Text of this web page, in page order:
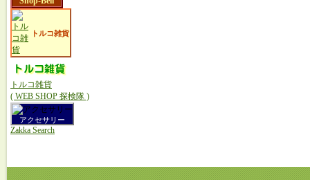
トルコ雑貨
トルコ雑貨
( WEB SHOP 探検隊 )
アクセサリー
Zakka Search